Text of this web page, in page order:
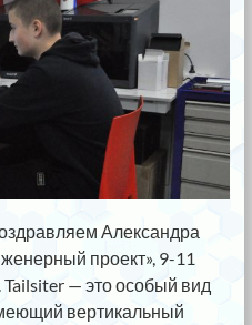
Александра
проект», 9-11
— это особый вид
вертикальный